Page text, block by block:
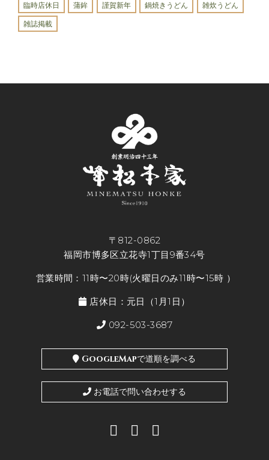
臨時店休日 蒲鉾 謹賀新年 鍋焼きうどん 雑炊うどん
雑誌掲載
〒812-0862
福岡市博多区立花寺1丁目9番34号
営業時間：11時〜20時(火曜日のみ11時〜15時 ）
店休日：元日（1月1日）
092-503-3687
GoogleMapで道順を調べる
お電話で問い合わせする